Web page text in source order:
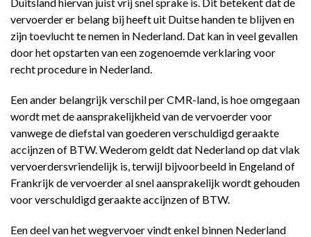
vervoerder er belang bij heeft uit Duitse handen te blijven en
zijn toevlucht te nemen in Nederland. Dat kan in veel gevallen
door het opstarten van een zogenoemde verklaring voor
recht procedure in Nederland.
Een ander belangrijk verschil per CMR-land, is hoe omgegaan
wordt met de aansprakelijkheid van de vervoerder voor
vanwege de diefstal van goederen verschuldigd geraakte
accijnzen of BTW. Wederom geldt dat Nederland op dat vlak
vervoerdersvriendelijk is, terwijl bijvoorbeeld in Engeland of
Frankrijk de vervoerder al snel aansprakelijk wordt gehouden
voor verschuldigd geraakte accijnzen of BTW.
Een deel van het wegvervoer vindt enkel binnen Nederland